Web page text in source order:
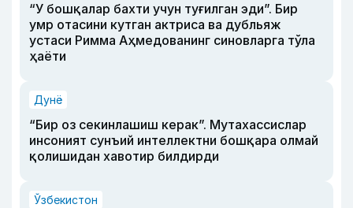
“У бошқалар бахти учун туғилган эди”. Бир
умр отасини кутган актриса ва дубльяж
устаси Римма Аҳмедованинг синовларга тўла
ҳаёти
Дунё
“Бир оз секинлашиш керак”. Мутахассислар
инсоният сунъий интеллектни бошқара олмай
қолишидан хавотир билдирди
Ўзбекистон